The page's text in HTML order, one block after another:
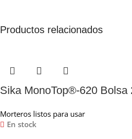
Productos relacionados
Sika MonoTop®-620 Bolsa
Morteros listos para usar
En stock